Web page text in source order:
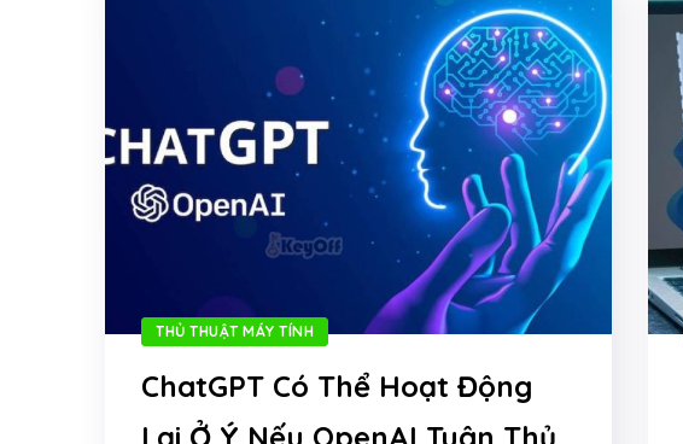
THỦ THUẬT MÁY TÍNH
ChatGPT Có Thể Hoạt Động